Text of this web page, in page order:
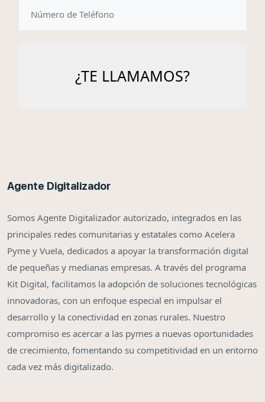
Agente Digitalizador
Somos Agente Digitalizador autorizado, integrados en las
principales redes comunitarias y estatales como Acelera
Pyme y Vuela, dedicados a apoyar la transformación digital
de pequeñas y medianas empresas. A través del programa
Kit Digital, facilitamos la adopción de soluciones tecnológicas
innovadoras, con un enfoque especial en impulsar el
desarrollo y la conectividad en zonas rurales. Nuestro
compromiso es acercar a las pymes a nuevas oportunidades
de crecimiento, fomentando su competitividad en un entorno
cada vez más digitalizado.